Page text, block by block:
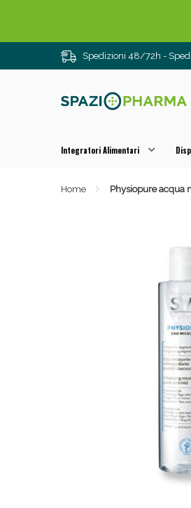
Spedizioni 48/72h -
Integratori Alimentari
Home Physiopure acqua